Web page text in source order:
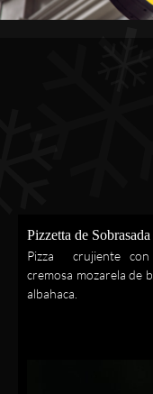
Pizzetta de
Pizza crujiente con
cremosa mozarela de
albahaca.